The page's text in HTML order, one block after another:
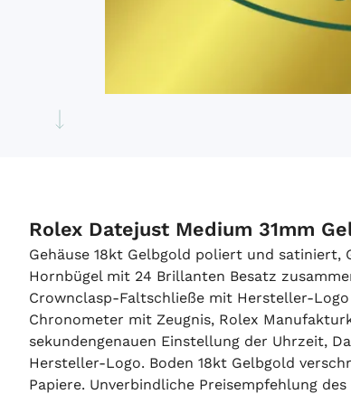
Rolex Datejust Medium 31mm
Gehäuse 18kt Gelbgold poliert und satiniert,
Hornbügel mit 24 Brillanten Besatz
Crownclasp-Faltschließe mit Hersteller-
Chronometer mit Zeugnis, Rolex
sekundengenauen Einstellung der Uhrzeit,
Hersteller-Logo. Boden 18kt Gelbgold
Papiere. Unverbindliche Preisempfehlung